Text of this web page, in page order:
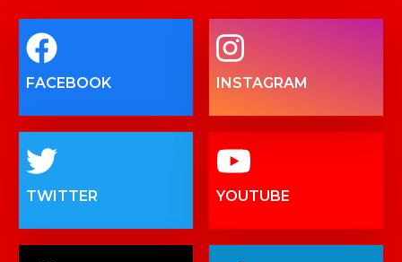
FACEBOOK INSTAGRAM
TWITTER YOUTUBE